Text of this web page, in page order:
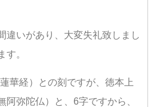
いがあり、大変失礼致しまし
す。
華経）との刻ですが、徳本上
阿弥陀仏）と、6字ですから、